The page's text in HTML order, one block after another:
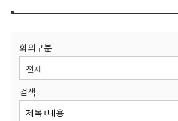
보
원
회의구분
검색